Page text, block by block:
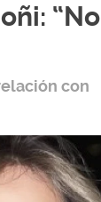
“No
con